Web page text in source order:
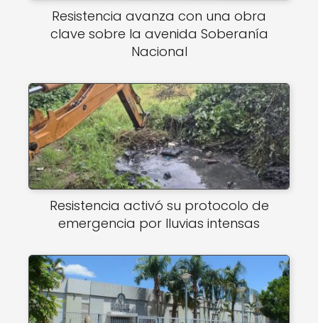
Resistencia avanza con una obra
clave sobre la avenida Soberanía
Nacional
Resistencia activó su protocolo de
emergencia por lluvias intensas